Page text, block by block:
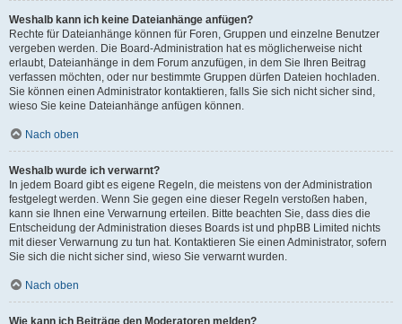
Weshalb kann ich keine Dateianhänge anfügen?
Rechte für Dateianhänge können für Foren, Gruppen und einzelne Benutzer
vergeben werden. Die Board-Administration hat es möglicherweise nicht
erlaubt, Dateianhänge in dem Forum anzufügen, in dem Sie Ihren Beitrag
verfassen möchten, oder nur bestimmte Gruppen dürfen Dateien hochladen.
Sie können einen Administrator kontaktieren, falls Sie sich nicht sicher sind,
wieso Sie keine Dateianhänge anfügen können.
Nach oben
Weshalb wurde ich verwarnt?
In jedem Board gibt es eigene Regeln, die meistens von der Administration
festgelegt werden. Wenn Sie gegen eine dieser Regeln verstoßen haben,
kann sie Ihnen eine Verwarnung erteilen. Bitte beachten Sie, dass dies die
Entscheidung der Administration dieses Boards ist und phpBB Limited nichts
mit dieser Verwarnung zu tun hat. Kontaktieren Sie einen Administrator, sofern
Sie sich die nicht sicher sind, wieso Sie verwarnt wurden.
Nach oben
Wie kann ich Beiträge den Moderatoren melden?